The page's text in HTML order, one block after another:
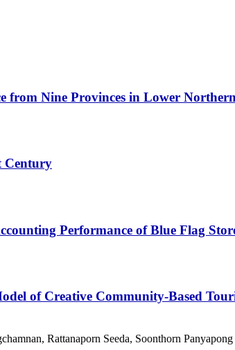
from Nine Provinces in Lower
Century
Performance of Blue Flag
of Creative Community-Based
Rattanaporn Seeda, Soonthorn Panyapong